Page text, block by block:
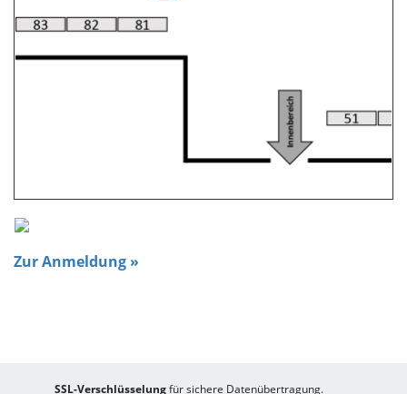
Zur Anmeldung »
SSL-Verschlüsselungfür sichere Datenübertragung.